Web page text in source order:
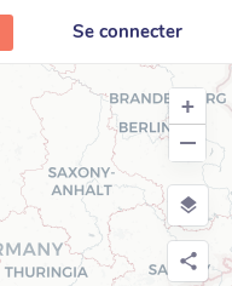
Se connecter
+
−